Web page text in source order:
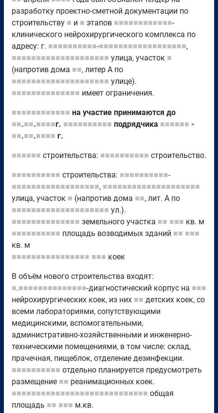
разработку проектно-сметной документации по
строительству ■ и ■ этапов ■■■■■■■■■■■■-
клинического нейрохирургического комплекса по
адресу: г. ■■■■■■■■■■-■■■■■■■■■■■■■■■■■■,
■■■■■■■■■■■■■■■■■■■■ улица, участок ■
(напротив дома ■■, литер А по
■■■■■■■■■■■■■■■■■■■■ улице).
■■■■■■■■■■■■■■ имеет ограничения.
■■■■■■■■■■■■ на участие принимаются до
■■.■■.■■■■г. ■■■■■■■■■■ подрядчика ■■■■■■ -
■■.■■.■■■■ г.
■■■■■■ строительства: ■■■■■■■■■■ строительство.
■■■■■■■■■■ строительства: ■■■■■■■■■■-
■■■■■■■■■■■■■■■■■■, ■■■■■■■■■■■■■■■■■■■■
улица, участок ■ (напротив дома ■■, лит. А по
■■■■■■■■■■■■■■■■■■■■ ул.).
■■■■■■■■■■■■■■ земельного участка ■■ ■■■ кв. м
■■■■■■■■■■ площадь возводимых зданий ■■ ■■■
кв. м
■■■■■■■■■■■■■■■■ ■■■ коек
В объём нового строительства входят:
■.■■■■■■■■■■■■■■-диагностический корпус на ■■■
нейрохирургических коек, из них ■■ детских коек, со
всеми лабораториями, сопутствующими
медицинскими, вспомогательными,
административно-хозяйственными и инженерно-
техническими помещениями, в том числе: склад,
прачечная, пищеблок, отделение дезинфекции.
■■■■■■■■■■ отдельно планируется предусмотреть
размещение ■■ реанимационных коек.
■■■■■■■■■■■■■■■■■■■■■■■■■■■■ общая
площадь ■■ ■■■ м.кв.